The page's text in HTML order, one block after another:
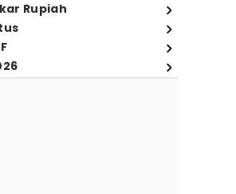
Rupiah